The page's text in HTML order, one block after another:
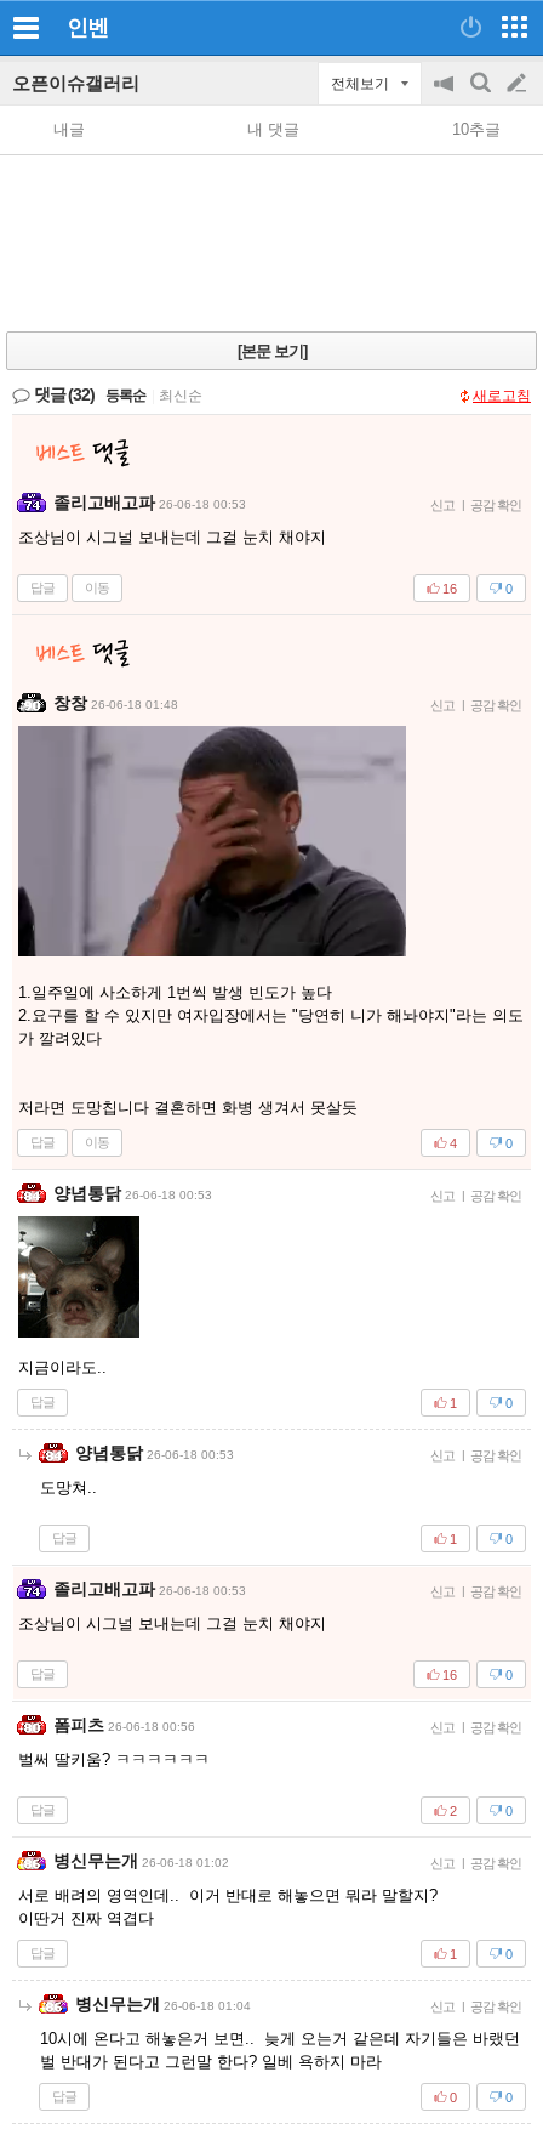
인벤
오픈이슈갤러리 전체보기
공
지
on/off
검
색
글
쓰
내글 내 댓글 10추글
[본문 보기]
댓글(32) 등록순 최신순 새로고침
졸리고배고파 26-06-18 00:53 신고 | 공감 확인
조상님이 시그널 보내는데 그걸 눈치 채야지
답글 이동 0
16
창창 26-06-18 01:48 신고 | 공감 확인
1.일주일에 사소하게 1번씩 발생 빈도가 높다
2.요구를 할 수 있지만 여자입장에서는 "당연히 니가 해놔야지"라는 의도
가 깔려있다
저라면 도망칩니다 결혼하면 화병 생겨서 못살듯
답글 이동 0
4
양념통닭 26-06-18 00:53 신고 공감 확인
지금이라도..
답글 0
1
양념통닭 26-06-18 00:53 신고 공감 확인
도망쳐..
답글 0
1
졸리고배고파 26-06-18 00:53 신고 공감 확인
조상님이 시그널 보내는데 그걸 눈치 채야지
답글 0
16
폼피츠 26-06-18 00:56 신고 공감 확인
벌써 딸키움? ㅋㅋㅋㅋㅋㅋ
답글 0
2
병신무는개 26-06-18 01:02 신고 공감 확인
서로 배려의 영역인데.. 이거 반대로 해놓으면 뭐라 말할지?
이딴거 진짜 역겹다
답글 0
1
병신무는개 26-06-18 01:04 신고 공감 확인
10시에 온다고 해놓은거 보면.. 늦게 오는거 같은데 자기들은 바랬던
벌 반대가 된다고 그런말 한다? 일베 욕하지 마라
답글 0
0